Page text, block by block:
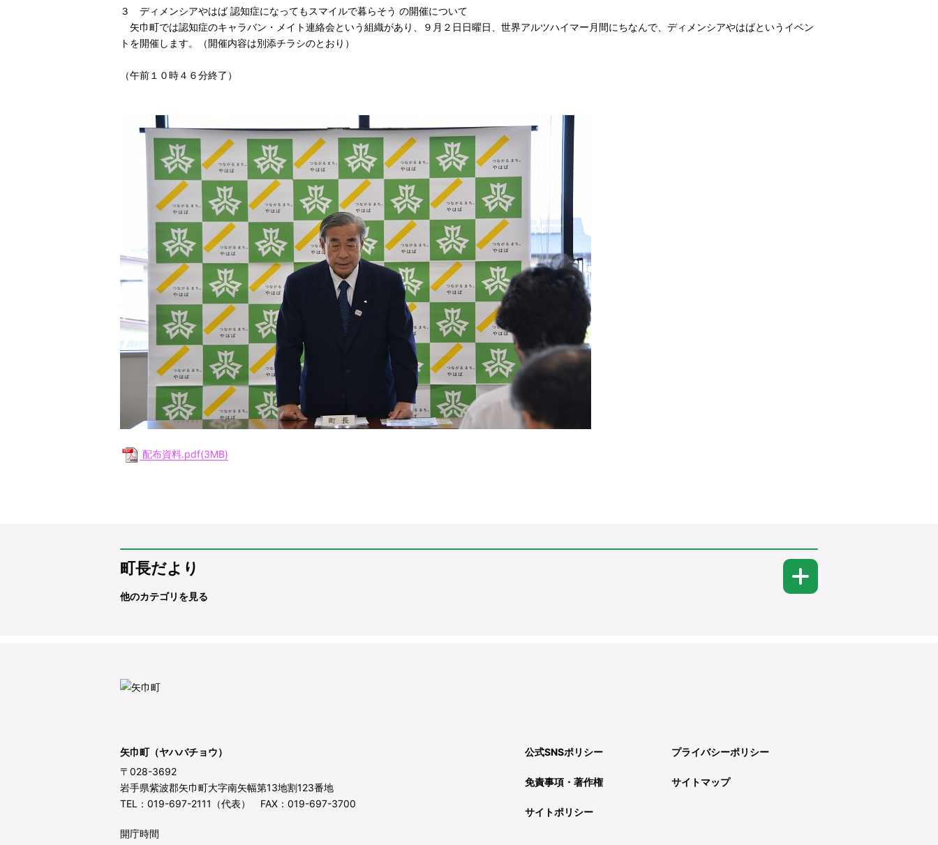
３ ディメンシアやはば 認知症になってもスマイルで暮らそう の開催について
矢巾町では認知症のキャラバン・メイト連絡会という組織があり、９月２日日曜日、世界アルツハイマー月間にちなんで、ディメンシアやはばというイベン
トを開催します。（開催内容は別添チラシのとおり）
（午前１０時４６分終了）
配布資料.pdf(3MB)
町長だより
他のカテゴリを見る
矢巾町（ヤハバチョウ）
〒028-3692
岩手県紫波郡矢巾町大字南矢幅第13地割123番地
TEL：019-697-2111（代表） FAX：019-697-3700
開庁時間
公式SNSポリシー プライバシーポリシー
免責事項・著作権 サイトマップ
サイトポリシー